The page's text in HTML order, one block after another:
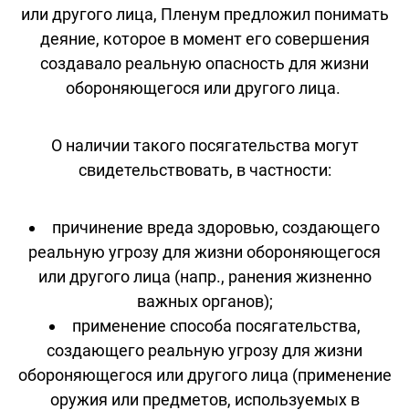
или другого лица, Пленум предложил понимать
деяние, которое в момент его совершения
создавало реальную опасность для жизни
обороняющегося или другого лица.
О наличии такого посягательства могут
свидетельствовать, в частности:
причинение вреда здоровью, создающего
реальную угрозу для жизни обороняющегося
или другого лица (напр., ранения жизненно
важных органов);
применение способа посягательства,
создающего реальную угрозу для жизни
обороняющегося или другого лица (применение
оружия или предметов, используемых в